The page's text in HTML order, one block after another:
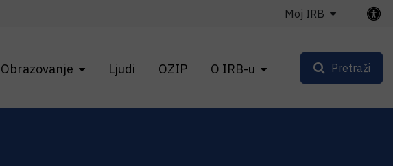
Obrazovanje Ljudi OZIP O IRB-u
Moj IRB
Pretraži